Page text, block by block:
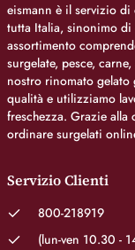
eismann è il servizio
tutta Italia, sinonimo di
assortimento
surgelate, pesce,
nostro rinomato
qualità e utilizziamo
freschezza. Grazie
ordinare surgelati
Servizio Clienti
800-218919
(lun-ven 10.30 -